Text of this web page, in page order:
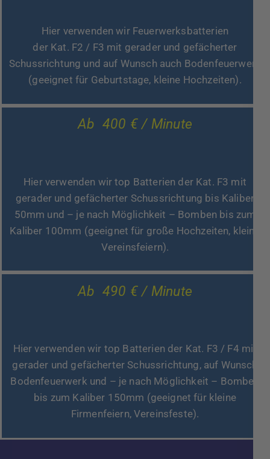
Hier verwenden wir Feuerwerksbatterien
der Kat. F2 / F3 mit gerader und gefächerter
Schussrichtung und auf Wunsch auch Bodenfeuerwerk
(geeignet für Geburtstage, kleine Hochzeiten).
Ab 400 € / Minute
Hier verwenden wir top Batterien der Kat. F3 mit
gerader und gefächerter Schussrichtung bis Kaliber
50mm und – je nach Möglichkeit – Bomben bis zum
Kaliber 100mm (geeignet für große Hochzeiten, kleine
Vereinsfeiern).
Ab 490 € / Minute
Hier verwenden wir top Batterien der Kat. F3 / F4 mit
gerader und gefächerter Schussrichtung, auf Wunsch
Bodenfeuerwerk und – je nach Möglichkeit – Bomben
bis zum Kaliber 150mm (geeignet für kleine
Firmenfeiern, Vereinsfeste).